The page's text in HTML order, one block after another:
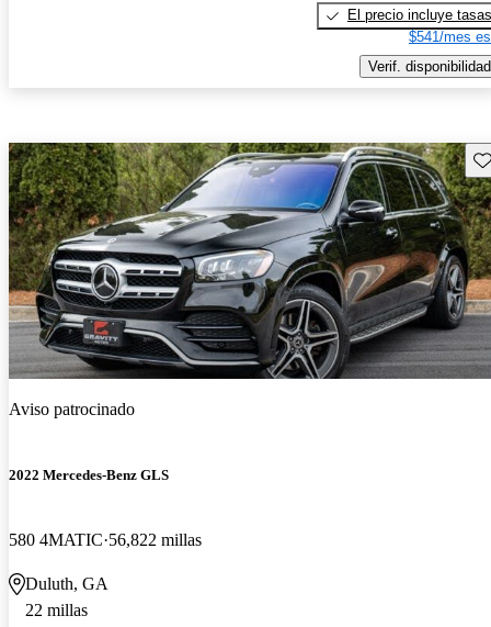
El precio incluye tasas
$541/mes
Verif. disponibilidad
Aviso patrocinado
2022 Mercedes-Benz GLS
580 4MATIC 56,822 millas
Duluth, GA
22 millas